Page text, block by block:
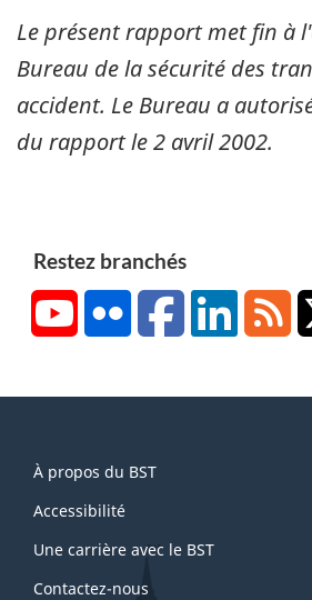
Le présent rapport met fin à
Bureau de la sécurité des
accident. Le Bureau a
du rapport le2 avril 2002.
Restez branchés
YouTubeFlickr FacebookLinkedIn
this
site
À propos du BST
Accessibilité
Une carrière avec le BST
Contactez-nous